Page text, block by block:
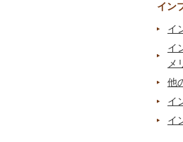
イン
イ
イ
メ
他
イ
イ